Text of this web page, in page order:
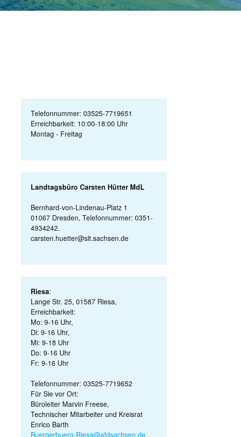
Telefonnummer: 03525-7719651
Erreichbarkeit: 10:00-18:00 Uhr
Montag - Freitag
Landtagsbüro Carsten Hütter MdL
Bernhard-von-Lindenau-Platz 1
01067 Dresden, Telefonnummer: 0351-
4934242.
carsten.huetter@slt.sachsen.de
Riesa:
Lange Str. 25, 01587 Riesa,
Erreichbarkeit:
Mo: 9-16 Uhr,
Di: 9-16 Uhr,
Mi: 9-18 Uhr
Do: 9-16 Uhr
Fr: 9-16 Uhr
Telefonnummer: 03525-7719652
Für Sie vor Ort:
Büroleiter Marvin Freese,
Technischer Mitarbeiter und Kreisrat
Enrico Barth
Buergerbuero-Riesa@afdsachsen.de